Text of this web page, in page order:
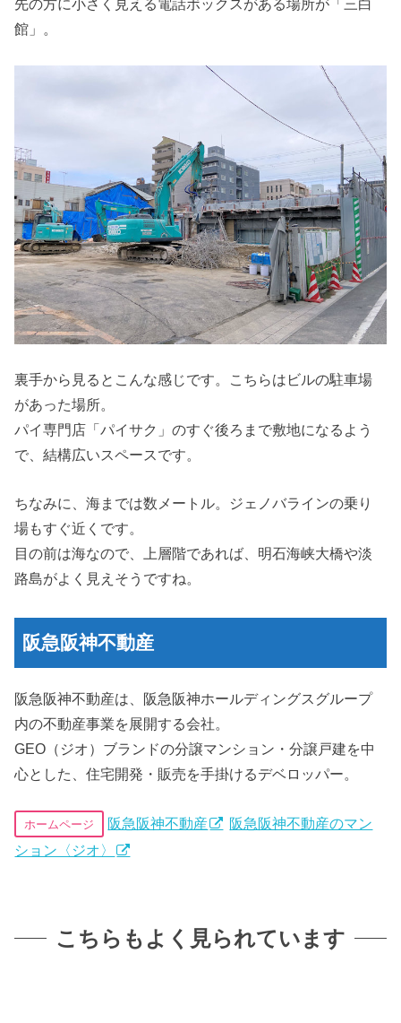
先の方に小さく見える電話ボックスがある場所が「三白
館」。
裏手から見るとこんな感じです。こちらはビルの駐車場
があった場所。
パイ専門店「パイサク」のすぐ後ろまで敷地になるよう
で、結構広いスペースです。
ちなみに、海までは数メートル。ジェノバラインの乗り
場もすぐ近くです。
目の前は海なので、上層階であれば、明石海峡大橋や淡
路島がよく見えそうですね。
阪急阪神不動産
阪急阪神不動産は、阪急阪神ホールディングスグループ
内の不動産事業を展開する会社。
GEO（ジオ）ブランドの分譲マンション・分譲戸建を中
心とした、住宅開発・販売を手掛けるデベロッパー。
ホームページ 阪急阪神不動産
阪急阪神不動産のマン
ション〈ジオ〉
こちらもよく見られています